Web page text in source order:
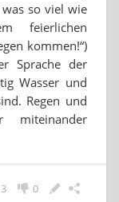
so viel wie
feierlichen
kommen!“)
Sprache der
Wasser und
Regen und
miteinander
0
3